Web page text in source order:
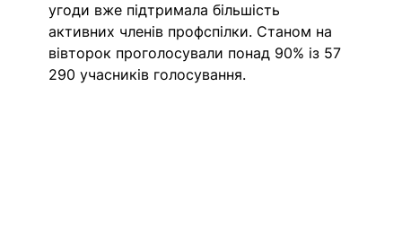
угоди вже підтримала більшість
активних членів профспілки. Станом на
вівторок проголосували понад 90% із 57
290 учасників голосування.